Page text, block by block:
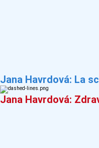
Jana Havrdová: La
Jana Havrdová: